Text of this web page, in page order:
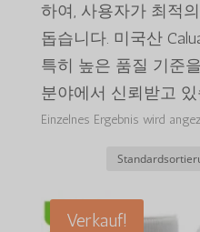
하여, 사용자가 최적
돕습니다. 미국산
특히 높은 품질 기준
분야에서 신뢰받고 있
Einzelnes Ergebnis wird
Verkauf!